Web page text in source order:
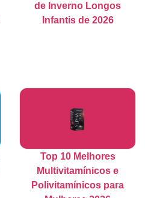
de Inverno Longos
Infantis de 2026
Top 10 Melhores
Multivitamínicos e
Polivitamínicos para